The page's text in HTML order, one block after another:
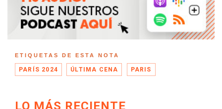
ETIQUETAS DE ESTA NOTA
PARÍS 2024 ÚLTIMA CENA PARIS
LO MÁS RECIENTE